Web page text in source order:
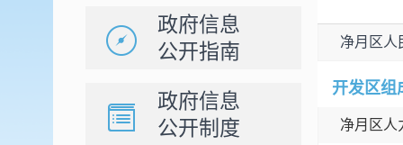
政府信息
公开指南
政府信息
公开制度
净月区人
开发区组
净月区人